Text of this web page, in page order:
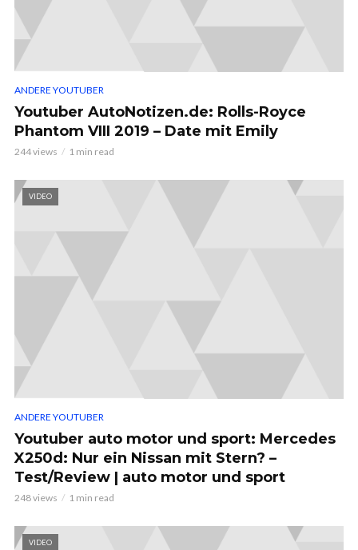
ANDERE YOUTUBER
Youtuber AutoNotizen.de: Rolls-Royce
Phantom VIII 2019 – Date mit Emily
244 views 1 min read
VIDEO
ANDERE YOUTUBER
Youtuber auto motor und sport: Mercedes
X250d: Nur ein Nissan mit Stern? –
Test/Review | auto motor und sport
248 views 1 min read
VIDEO